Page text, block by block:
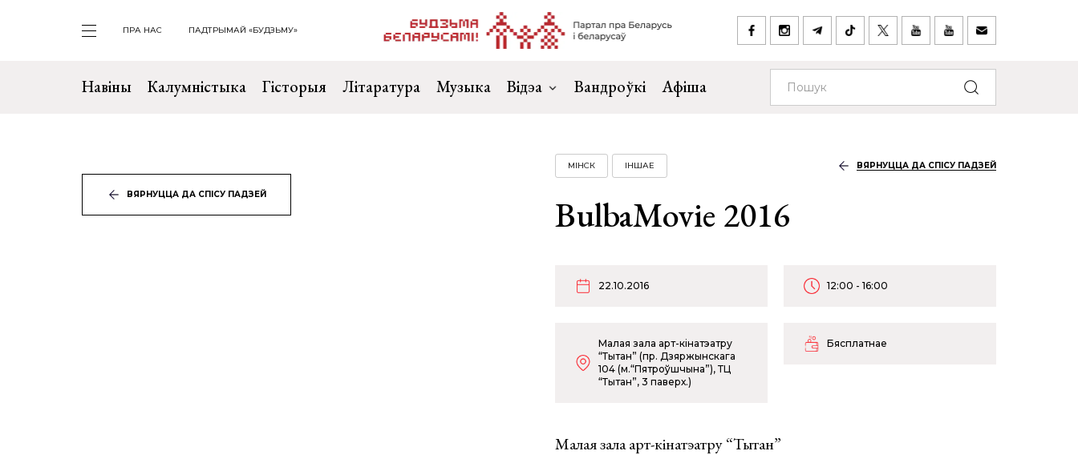
ПРА НАС ПАДТРЫМАЙ «БУДЗЬМУ»
Навіны Калумністыка Гісторыя Літаратура Музыка Відэа Вандроўкі Афіша
ВЯРНУЦЦА ДА СПІСУ ПАДЗЕЙ
МІНСК ІНШАЕ ВЯРНУЦЦА ДА СПІСУ ПАДЗЕЙ
BulbaMovie 2016
22.10.2016 12:00 - 16:00
Малая зала арт-кінатэатру
“Тытан” (пр. Дзяржынскага
104 (м.“Пятроўшчына”), ТЦ
“Тытан”, 3 паверх.)
Бясплатнае
Малая зала арт-кінатэатру “Тытан”